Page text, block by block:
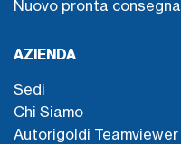
Nuovo pronta consegna
AZIENDA
Sedi
Chi Siamo
Autorigoldi Teamviewer